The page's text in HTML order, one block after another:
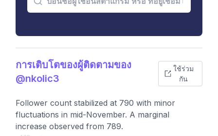
การเติบโตของผู้ติดตามของ
@nkolic3
ใช้ร่วม
กัน
Follower count stabilized at 790 with minor
fluctuations in mid-November. A marginal
increase observed from 789.